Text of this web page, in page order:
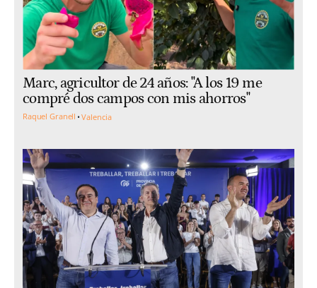
Marc, agricultor de 24 años: "A los 19 me
compré dos campos con mis ahorros"
Raquel Granell Valencia